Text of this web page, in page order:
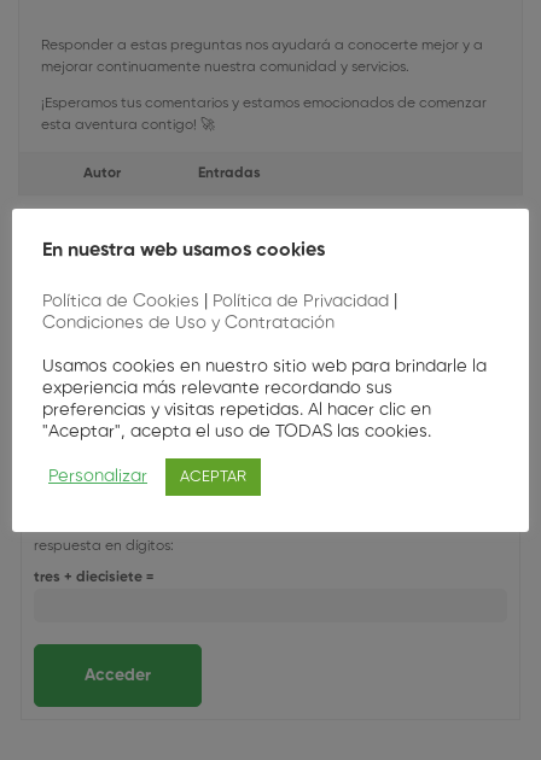
Responder a estas preguntas nos ayudará a conocerte mejor y a
mejorar continuamente nuestra comunidad y servicios.
¡Esperamos tus comentarios y estamos emocionados de comenzar
esta aventura contigo! 🚀
Autor Entradas
Contraseña:
Recordar mi contraseña
respuesta en dígitos:
tres + diecisiete =
Acceder
En nuestra web usamos cookies
Política de Cookies Política de Privacidad
Condiciones de Uso y Contratación
Usamos cookies en nuestro sitio web para brindarle la
experiencia más relevante recordando sus
preferencias y visitas repetidas. Al hacer clic en
"Aceptar", acepta el uso de TODAS las cookies.
Personalizar ACEPTAR